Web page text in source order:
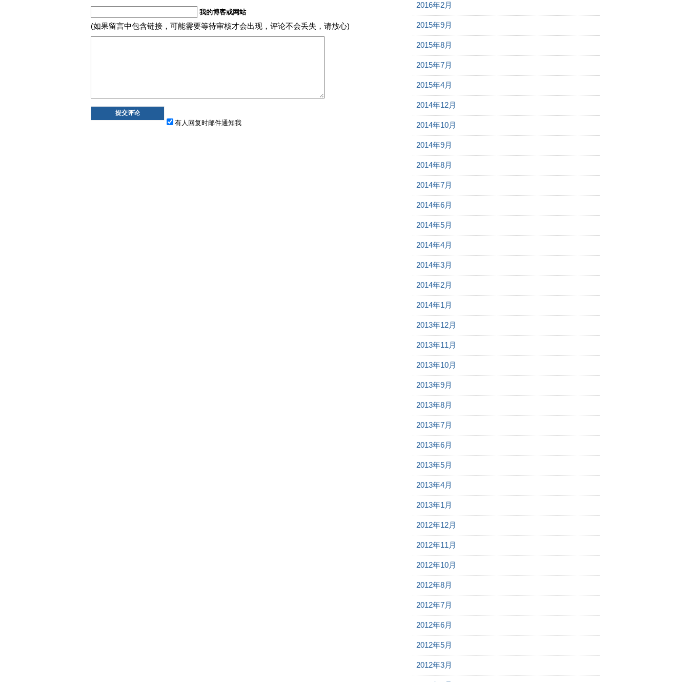
我的博客或网站
(如果留言中包含链接，可能需要等待审核才会出现，评论不会丢失，请放心)
有人回复时邮件通知我
2016年2月
2015年9月
2015年8月
2015年7月
2015年4月
2014年12月
2014年10月
2014年9月
2014年8月
2014年7月
2014年6月
2014年5月
2014年4月
2014年3月
2014年2月
2014年1月
2013年12月
2013年11月
2013年10月
2013年9月
2013年8月
2013年7月
2013年6月
2013年5月
2013年4月
2013年1月
2012年12月
2012年11月
2012年10月
2012年8月
2012年7月
2012年6月
2012年5月
2012年3月